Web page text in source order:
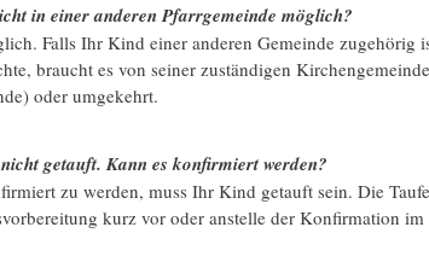
in einer anderen Pfarrgemeinde möglich?
Falls Ihr Kind einer anderen Gemeinde zugehörig
braucht es von seiner zuständigen
oder umgekehrt.
getauft. Kann es konfirmiert werden?
zu werden, muss Ihr Kind getauft sein. Die
kurz vor oder anstelle der Konfirmation